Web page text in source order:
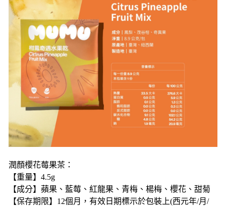
潤顏櫻花莓果茶：
【重量】4.5g
【成分】蘋果、藍莓、紅龍果、青梅、楊梅、櫻花、甜菊
【保存期限】12個月，有效日期標示於包裝上(西元年/月/